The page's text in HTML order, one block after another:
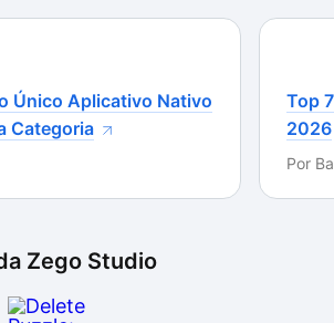
Único Aplicativo Nativo
Categoria
Top
2026
Por
Zego Studio